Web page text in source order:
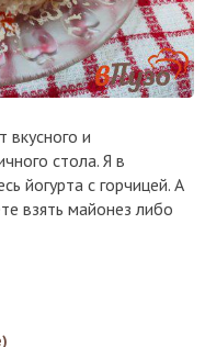
и
стола. Я в
йогурта с горчицей. А
взять майонез либо